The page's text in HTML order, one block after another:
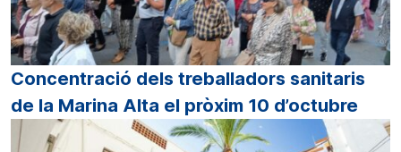
Concentració dels treballadors sanitaris
de la Marina Alta el pròxim 10 d’octubre